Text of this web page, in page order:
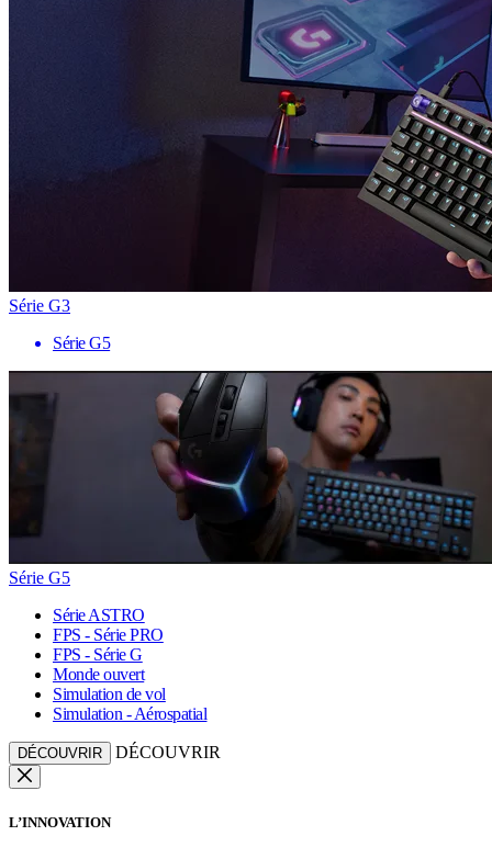
Série G3
Série G5
Série G5
Série ASTRO
FPS - Série PRO
FPS - Série G
Monde ouvert
Simulation de vol
Simulation - Aérospatial
DÉCOUVRIR DÉCOUVRIR
L’INNOVATION